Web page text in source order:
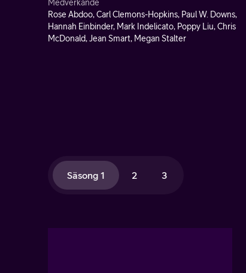
Medverkande
Rose Abdoo, Carl Clemons-Hopkins, Paul W. Downs,
Hannah Einbinder, Mark Indelicato, Poppy Liu, Chris
McDonald, Jean Smart, Megan Stalter
Säsong 1 2 3